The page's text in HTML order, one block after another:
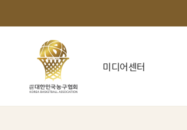
미디어센터